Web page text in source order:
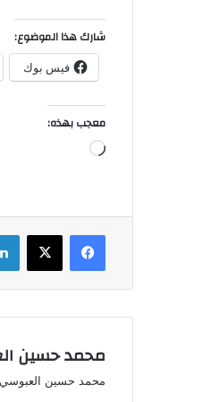
شارك هذا الموضوع:
فيس بوك
معجب بهذه:
جاري
فيسبوك ‫X
محمد حسين
محمد حسين